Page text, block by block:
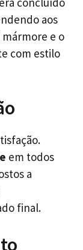
aos
mármore e o
com estilo
em todos
a
final.